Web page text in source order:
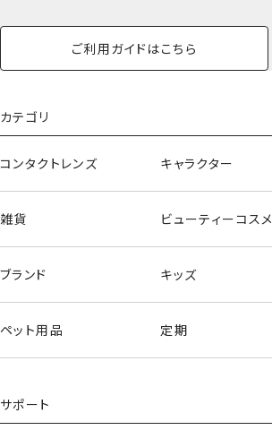
ご利用ガイドはこちら
カテゴリ
コンタクトレンズ キャラクター
雑貨 ビューティーコスメ
ブランド キッズ
ペット用品 定期
サポート